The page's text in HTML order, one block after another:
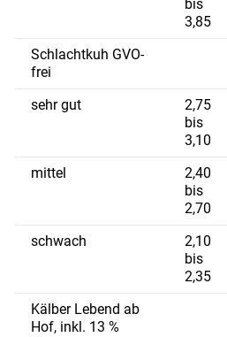
bis
3,85
Schlachtkuh GVO-
frei
sehr gut
2,75
bis
3,10
mittel
2,40
bis
2,70
schwach
2,10
bis
2,35
Kälber Lebend ab
Hof, inkl. 13 %